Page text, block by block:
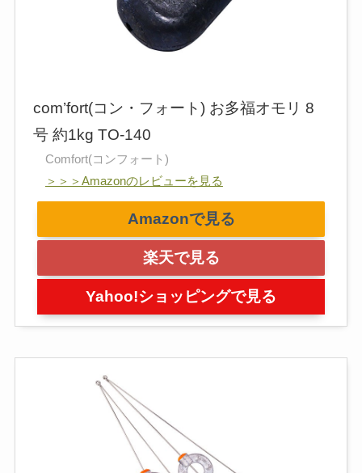
com’fort(コン・フォート) お多福オモリ 8
号 約1kg TO-140
Comfort(コンフォート)
＞＞＞Amazonのレビューを見る
Amazonで見る
楽天で見る
Yahoo!ショッピングで見る